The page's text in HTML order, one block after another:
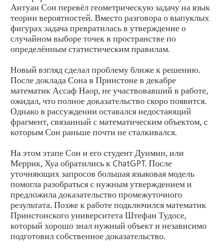
Антуан Сон перевёл геометрическую задачу на язык
теории вероятностей. Вместо разговора о выпуклых
фигурах задача превратилась в утверждение о
случайном выборе точек в пространстве по
определённым статистическим правилам.
Новый взгляд сделал проблему ближе к решению.
После доклада Сона в Принстоне в декабре
математик Ассаф Наор, не участвовавший в работе,
ожидал, что полное доказательство скоро появится.
Однако в рассуждении оставался недостающий
фрагмент, связанный с математическим объектом, с
которым Сон раньше почти не сталкивался.
На этом этапе Сон и его студент Дунмин, или
Меррик, Хуа обратились к ChatGPT. После
уточняющих запросов большая языковая модель
помогла разобраться с нужным утверждением и
предложила доказательство промежуточного
результата. Позже к работе подключился математик
Принстонского университета Штефан Тудосе,
который хорошо знал нужный объект и независимо
подготовил собственное доказательство.